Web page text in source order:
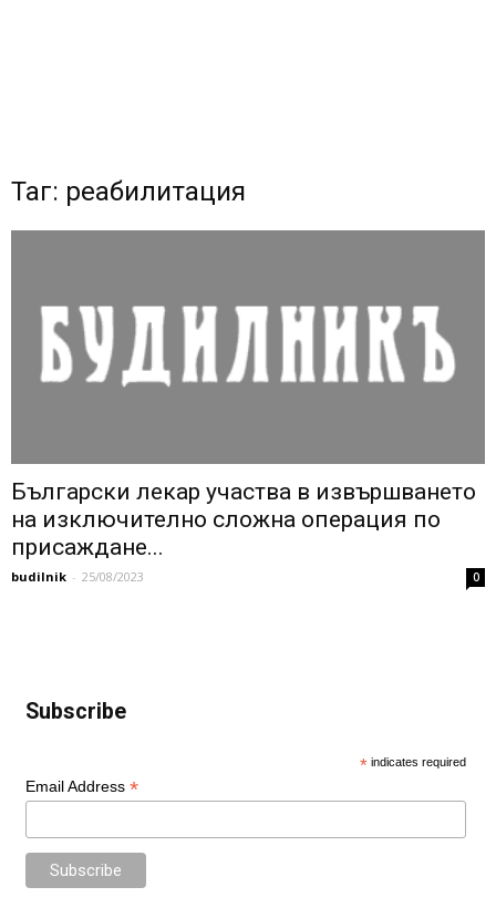
Таг: реабилитация
Български лекар участва в извършването
на изключително сложна операция по
присаждане...
budilnik - 25/08/2023 0
Subscribe
* indicates required
Email Address *